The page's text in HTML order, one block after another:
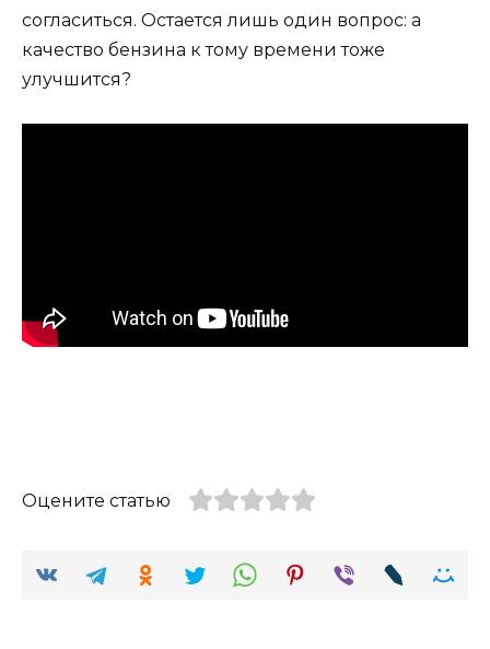
согласиться. Остается лишь один вопрос: а
качество бензина к тому времени тоже
улучшится?
Оцените статью